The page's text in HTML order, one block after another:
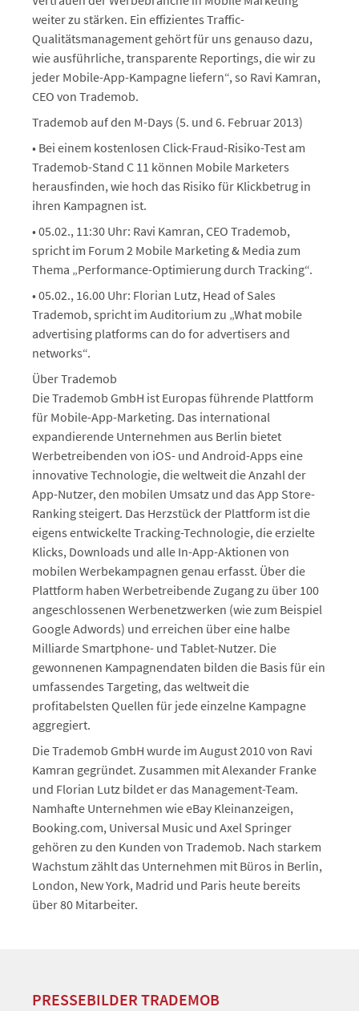
weiter zu stärken. Ein effizientes Traffic-
Qualitätsmanagement gehört für uns genauso dazu,
wie ausführliche, transparente Reportings, die wir zu
jeder Mobile-App-Kampagne liefern“, so Ravi Kamran,
CEO von Trademob.
Trademob auf den M-Days (5. und 6. Februar 2013)
• Bei einem kostenlosen Click-Fraud-Risiko-Test am
Trademob-Stand C 11 können Mobile Marketers
herausfinden, wie hoch das Risiko für Klickbetrug in
ihren Kampagnen ist.
• 05.02., 11:30 Uhr: Ravi Kamran, CEO Trademob,
spricht im Forum 2 Mobile Marketing & Media zum
Thema „Performance-Optimierung durch Tracking“.
• 05.02., 16.00 Uhr: Florian Lutz, Head of Sales
Trademob, spricht im Auditorium zu „What mobile
advertising platforms can do for advertisers and
networks“.
Über Trademob
Die Trademob GmbH ist Europas führende Plattform
für Mobile-App-Marketing. Das international
expandierende Unternehmen aus Berlin bietet
Werbetreibenden von iOS- und Android-Apps eine
innovative Technologie, die weltweit die Anzahl der
App-Nutzer, den mobilen Umsatz und das App Store-
Ranking steigert. Das Herzstück der Plattform ist die
eigens entwickelte Tracking-Technologie, die erzielte
Klicks, Downloads und alle In-App-Aktionen von
mobilen Werbekampagnen genau erfasst. Über die
Plattform haben Werbetreibende Zugang zu über 100
angeschlossenen Werbenetzwerken (wie zum Beispiel
Google Adwords) und erreichen über eine halbe
Milliarde Smartphone- und Tablet-Nutzer. Die
gewonnenen Kampagnendaten bilden die Basis für ein
umfassendes Targeting, das weltweit die
profitabelsten Quellen für jede einzelne Kampagne
aggregiert.
Die Trademob GmbH wurde im August 2010 von Ravi
Kamran gegründet. Zusammen mit Alexander Franke
und Florian Lutz bildet er das Management-Team.
Namhafte Unternehmen wie eBay Kleinanzeigen,
Booking.com, Universal Music und Axel Springer
gehören zu den Kunden von Trademob. Nach starkem
Wachstum zählt das Unternehmen mit Büros in Berlin,
London, New York, Madrid und Paris heute bereits
über 80 Mitarbeiter.
PRESSEBILDER TRADEMOB